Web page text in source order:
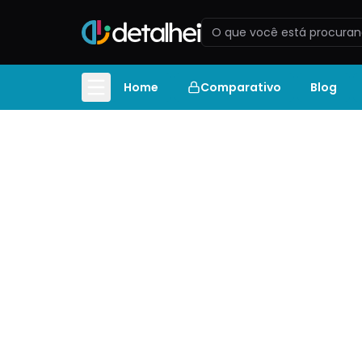
Home Comparativo Blog